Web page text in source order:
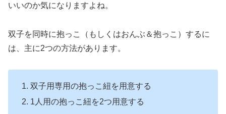
いいのか気になりますよね。
双子を同時に抱っこ（もしくはおんぶ＆抱っこ）するに
は、主に2つの方法があります。
双子用専用の抱っこ紐を用意する
1人用の抱っこ紐を2つ用意する